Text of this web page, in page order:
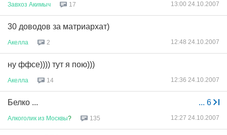
Завхоз Акимыч 17 13:00 24.10.2007
30 доводов за матриархат)
Акелла 2 12:48 24.10.2007
ну ффсе)))) тут я пою)))
Акелла 14 12:36 24.10.2007
... 6
Белко ...
Алкоголик из Москвы? 135 12:27 24.10.2007